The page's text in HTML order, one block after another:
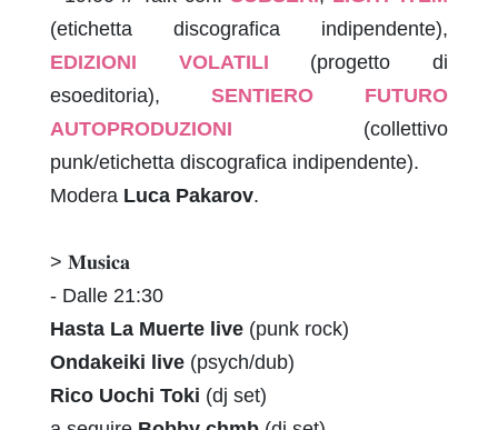
(etichetta discografica indipendente),
EDIZIONI VOLATILI (progetto di
esoeditoria), SENTIERO FUTURO
AUTOPRODUZIONI (collettivo
punk/etichetta discografica indipendente).
Modera Luca Pakarov.
> 𝐌𝐮𝐬𝐢𝐜𝐚
- Dalle 21:30
Hasta La Muerte live (punk rock)
Ondakeiki live (psych/dub)
Rico Uochi Toki (dj set)